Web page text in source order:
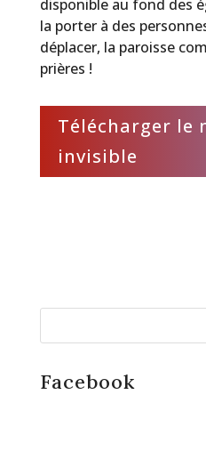
disponible au fond des
la porter à des
déplacer, la paroisse
prières !
Télécharger le
invisible
Facebook